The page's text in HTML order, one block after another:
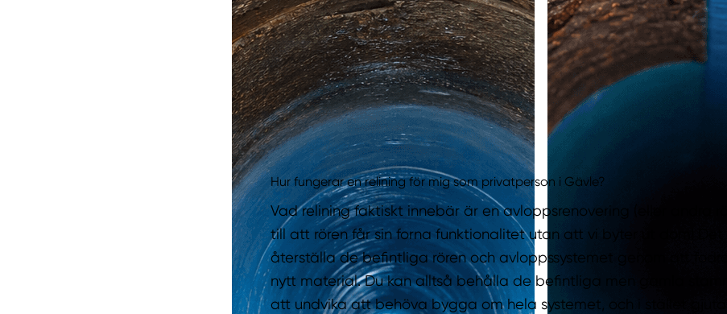
Hur fungerar en relining för mig som privatperson i Gävle?
Vad relining faktiskt innebär är en avloppsrenovering (eller andra
till att rören får sin forna funktionalitet utan att vi byter ut dom!
återställa de befintliga rören och avloppssystemet genom att
nytt material. Du kan alltså behålla de befintliga men gamla
att undvika att behöva bygga om hela systemet, och i stället gjuta